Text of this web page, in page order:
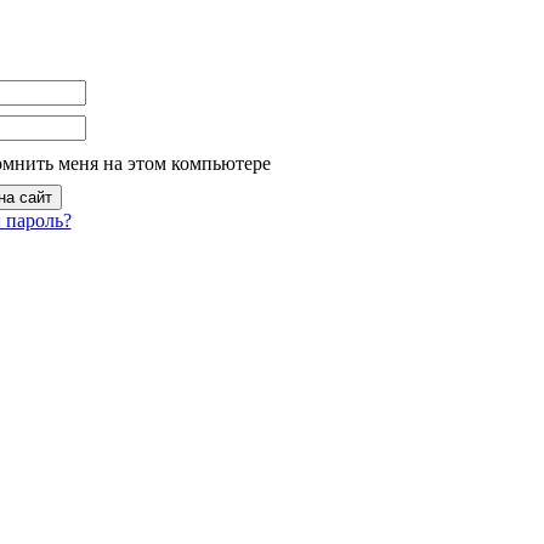
меня на этом компьютере